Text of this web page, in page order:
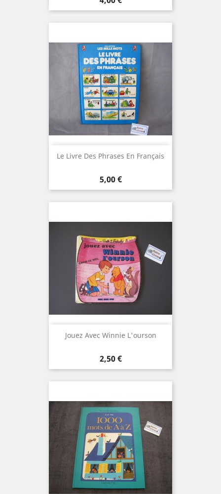
Le Livre Des Phrases En Français
Prix
5,00 €
Jouez Avec Winnie L'ourson
Prix
2,50 €